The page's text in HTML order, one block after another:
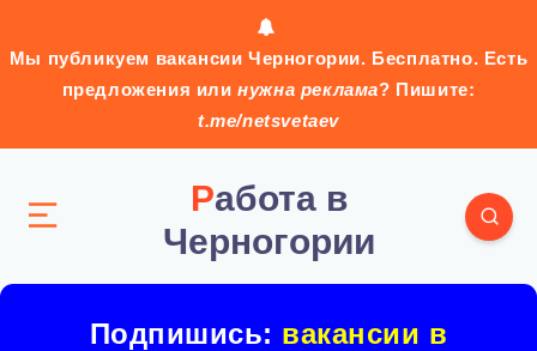
Мы публикуем вакансии Черногории. Бесплатно. Есть
предложения илинужна реклама? Пишите:
t.me/netsvetaev
Работа в
Черногории
Подпишись: вакансии в